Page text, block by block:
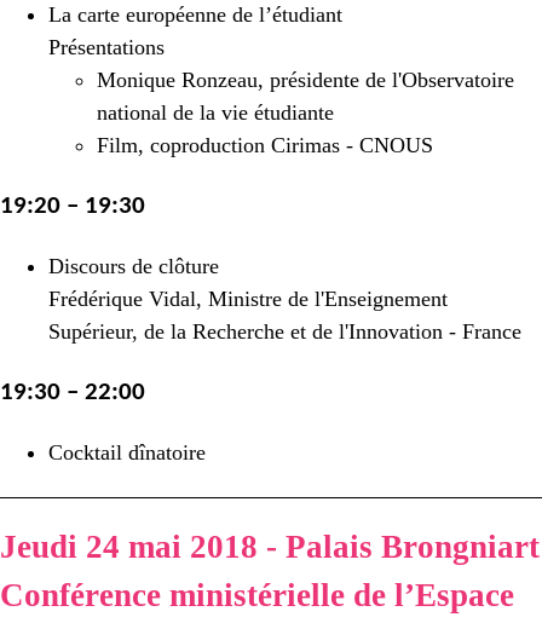
La carte européenne de l’étudiant
Présentations
Monique Ronzeau, présidente de l'Observatoire
national de la vie étudiante
Film, coproduction Cirimas - CNOUS
19:20 – 19:30
Discours de clôture
Frédérique Vidal, Ministre de l'Enseignement
Supérieur, de la Recherche et de l'Innovation - France
19:30 – 22:00
Cocktail dînatoire
Jeudi 24 mai 2018 - Palais Brongniart
Conférence ministérielle de l’Espace